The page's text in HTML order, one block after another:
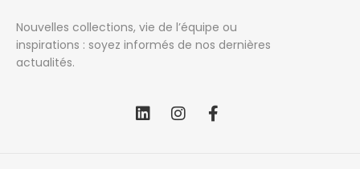
Nouvelles collections, vie de l’équipe ou
inspirations : soyez informés de nos dernières
actualités.